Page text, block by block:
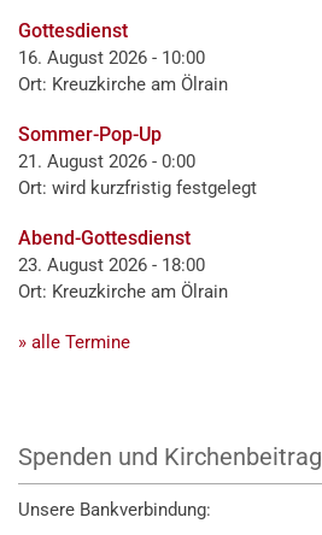
Gottesdienst
16. August 2026 - 10:00
Ort: Kreuzkirche am Ölrain
Sommer-Pop-Up
21. August 2026 - 0:00
Ort: wird kurzfristig festgelegt
Abend-Gottesdienst
23. August 2026 - 18:00
Ort: Kreuzkirche am Ölrain
» alle Termine
Spenden und Kirchenbeitrag
Unsere Bankverbindung: